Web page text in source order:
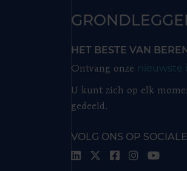
HET BESTE VAN
Ontvang onze nieuwste
U kunt zich op elk
gedeeld.
VOLG ONS OP